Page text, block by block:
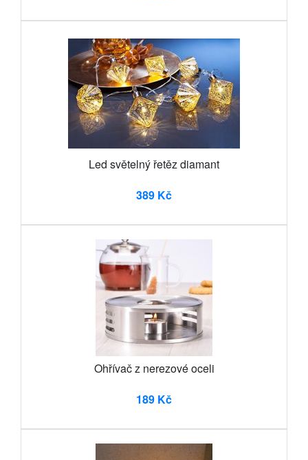
Led světelný řetěz diamant
389 Kč
Ohřívač z nerezové oceli
189 Kč